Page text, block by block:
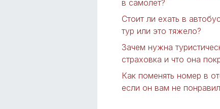
в самолет?
Стоит ли ехать в
тур или это тяжело?
Зачем нужна
страховка и что она
Как поменять номер в
если он вам не